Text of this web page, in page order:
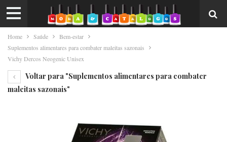
Home Saúde
Bem-estar
Suplementos alimentares para combater maleitas sazonais
Vichy Dercos Neogenic Unisex
Voltar para "Suplementos alimentares para combater
maleitas sazonais"